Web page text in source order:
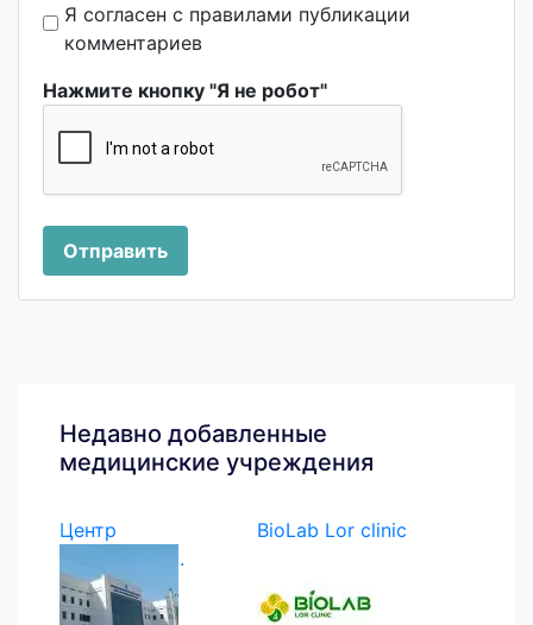
Я согласен с правилами публикации
комментариев
Нажмите кнопку "Я не робот"
Отправить
Недавно добавленные
медицинские учреждения
Центр
экстренной...
BioLab Lor clinic